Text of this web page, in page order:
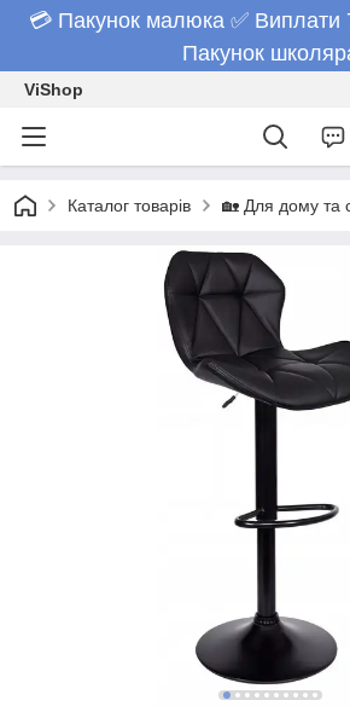
💳 Пакунок малюка ✅ Виплати
Пакунок
ViShop
Каталог товарів 🏡 Для дому та